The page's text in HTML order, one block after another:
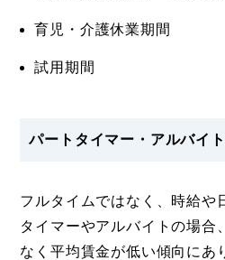
育児・介護休業期間
試用期間
パートタイマー・アルバイ
フルタイムではなく、時給や
タイマーやアルバイトの場合
なく平均賃金が低い傾向にあ